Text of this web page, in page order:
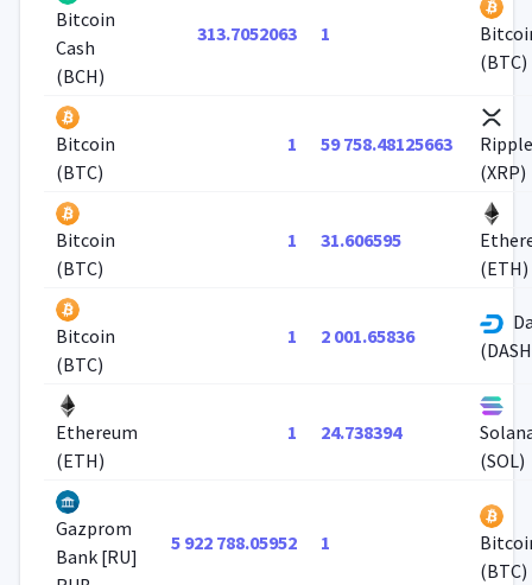
Bitcoin
Cash
(BCH)
313.7052063 1
(BTC)
Bitcoin
(BTC)
1 59 758.48125663
Ripple
(XRP)
Bitcoin
(BTC)
1 31.606595
(ETH)
Bitcoin
(BTC)
1 2 001.65836
Ethereum
(ETH)
1 24.738394
(SOL)
Gazprom
Bank [RU]
5 922 788.05952 1
(BTC)